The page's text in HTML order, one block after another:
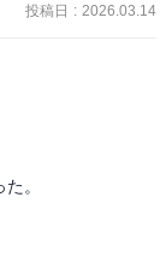
に戦争をしたの
か知らなかった
も勉強になりまし
の発端や歴史を
してくれた本な
投稿日 : 2026.03.14
。